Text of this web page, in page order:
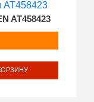
AT458423